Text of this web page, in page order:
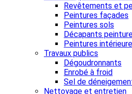
Revêtements et
Peintures façades
Peintures sols
Décapants
Peintures
Travaux publics
Dégoudronnants
Enrobé à froid
Sel de
Nettoyage et entretien